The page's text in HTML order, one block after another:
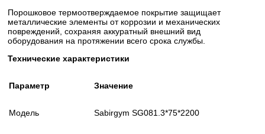
Порошковое термоотверждаемое покрытие защищает
металлические элементы от коррозии и механических
повреждений, сохраняя аккуратный внешний вид
оборудования на протяжении всего срока службы.
Технические характеристики
Параметр Значение
Модель Sabirgym SG081.3*75*2200